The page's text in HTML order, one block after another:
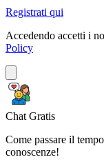
Registrati qui
Accedendo accetti i
Policy
Chat Gratis
Come passare il
conoscenze!